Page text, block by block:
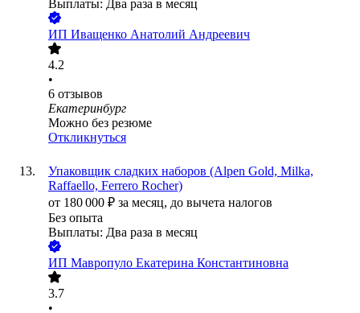
Выплаты: Два раза в месяц
ИП Иващенко Анатолий Андреевич
4.2
•
6 отзывов
Екатеринбург
Можно без резюме
Откликнуться
Упаковщик сладких наборов (Alpen Gold, Milka,
Raffaello, Ferrero Rocher)
от 180 000 ₽ за месяц, до вычета налогов
Без опыта
Выплаты: Два раза в месяц
ИП Мавропуло Екатерина Константиновна
3.7
•